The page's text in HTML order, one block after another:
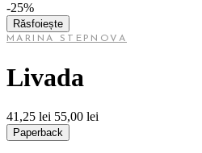
-25%
Răsfoiește
MARINA STEPNOVA
Livada
41,25 lei 55,00 lei
Paperback